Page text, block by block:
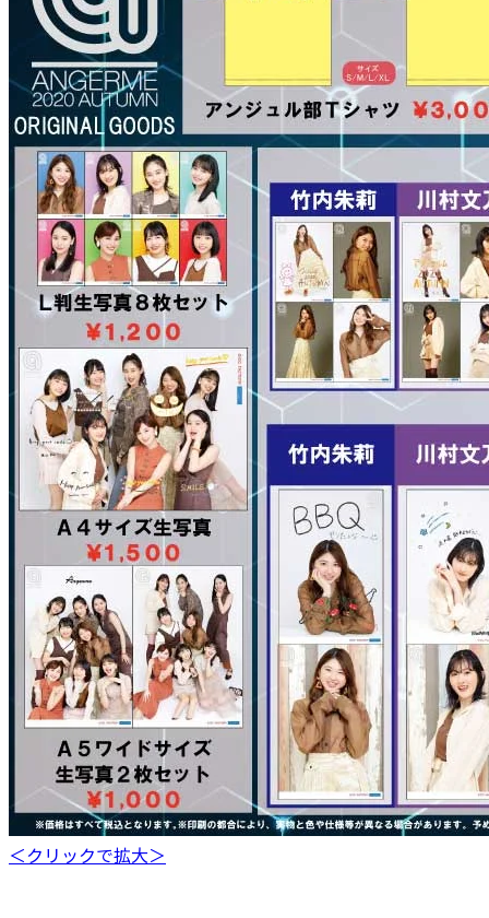
＜クリックで拡大＞